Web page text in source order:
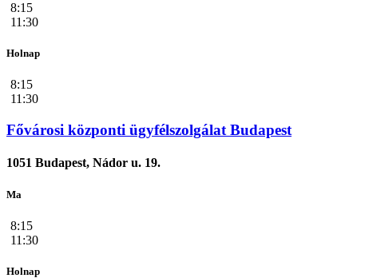
8:15
11:30
Holnap
8:15
11:30
Fővárosi központi ügyfélszolgálat Budapest
1051 Budapest, Nádor u. 19.
Ma
8:15
11:30
Holnap